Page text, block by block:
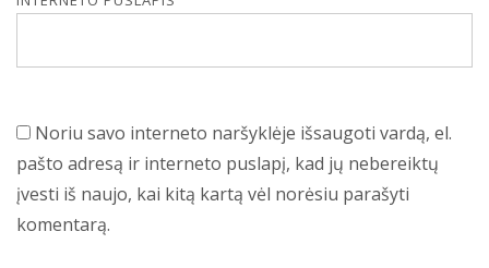
Noriu savo interneto naršyklėje išsaugoti vardą, el.
pašto adresą ir interneto puslapį, kad jų nebereiktų
įvesti iš naujo, kai kitą kartą vėl norėsiu parašyti
komentarą.